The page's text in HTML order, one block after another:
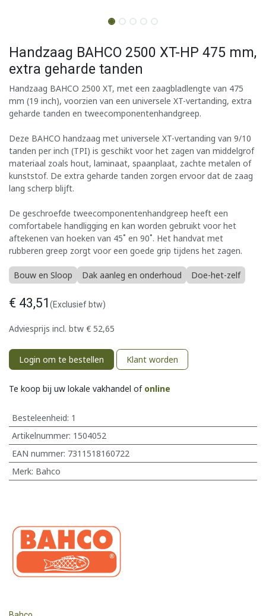
Handzaag BAHCO 2500 XT-HP 475 mm,
extra geharde tanden
Handzaag BAHCO 2500 XT, met een zaagbladlengte van 475
mm (19 inch), voorzien van een universele XT-vertanding, extra
geharde tanden en tweecomponentenhandgreep.
Deze BAHCO handzaag met universele XT-vertanding van 9/10
tanden per inch (TPI) is geschikt voor het zagen van middelgrof
materiaal zoals hout, laminaat, spaanplaat, zachte metalen of
kunststof. De extra geharde tanden zorgen ervoor dat de zaag
lang scherp blijft.
De geschroefde tweecomponentenhandgreep heeft een
comfortabele handligging en kan worden gebruikt voor het
aftekenen van hoeken van 45˚ en 90˚. Het handvat met
rubberen greep zorgt voor een goede grip tijdens het zagen.
Bouw en Sloop Dak aanleg en onderhoud Doe-het-zelf
€ 43,51 (Exclusief btw)
Adviesprijs incl. btw € 52,65
Login om te bestellen Klant worden
Te koop bij uw lokale vakhandel of online
Besteleenheid: 1
Artikelnummer: 1504052
EAN nummer: 7311518160722
Merk: Bahco